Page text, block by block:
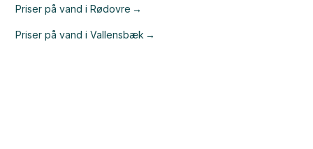
Priser på vand i Rødovre
Priser på vand i Vallensbæk